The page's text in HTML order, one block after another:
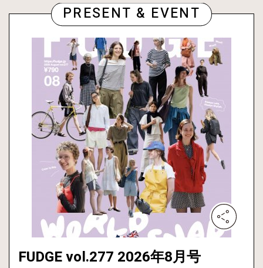
PRESENT & EVENT
FUDGE vol.277 2026年8月号